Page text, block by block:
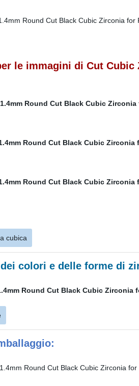
le immagini di Cut Cubic
cubica
colori e delle forme di